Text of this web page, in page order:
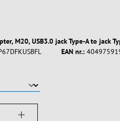
M20, USB3.0 jack Type-A to jack
EAN nr.:
Indtast det